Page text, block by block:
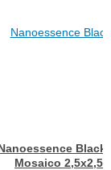
Black
Mosaico 2,5x2,5